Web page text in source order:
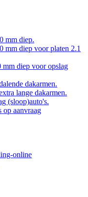
mm diep.
mm diep voor platen 2.1
mm diep voor opslag
dakarmen.
lange dakarmen.
(sloop)auto's.
op aanvraag
online